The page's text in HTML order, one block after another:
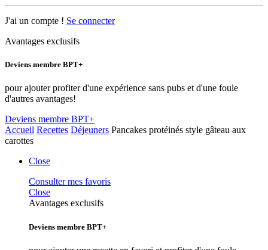
J'ai un compte ! Se connecter
Avantages exclusifs
Deviens membre BPT+
pour ajouter profiter d'une expérience sans pubs et d'une foule
d'autres avantages!
Deviens membre BPT+
Accueil Recettes Déjeuners Pancakes protéinés style gâteau aux
carottes
Close
Consulter mes favoris
Close
Avantages exclusifs
Deviens membre BPT+